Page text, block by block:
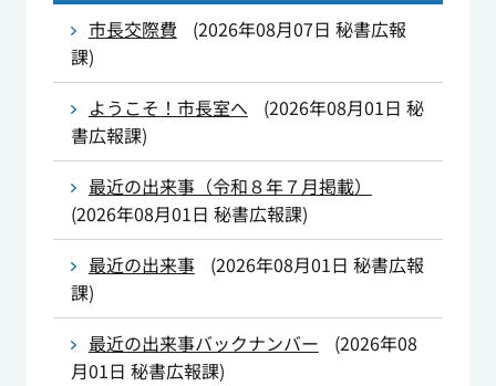
市長交際費 (2026年08月07日 秘書広報
課)
ようこそ！市長室へ
(2026年08月01日 秘
書広報課)
最近の出来事（令和８年７月掲載）
(2026年08月01日 秘書広報課)
最近の出来事
(2026年08月01日 秘書広報
課)
最近の出来事バックナンバー
(2026年08
月01日 秘書広報課)